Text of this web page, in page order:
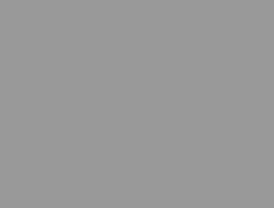
เชียงใหม่